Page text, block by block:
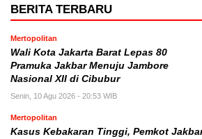
BERITA TERBARU
Mertopolitan
Wali Kota Jakarta Barat Lepas 80
Pramuka Jakbar Menuju Jambore
Nasional XII di Cibubur
Senin, 10 Agu 2026 - 20:53 WIB
Mertopolitan
Kasus Kebakaran Tinggi, Pemkot